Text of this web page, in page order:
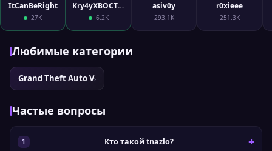
ItCanBeRight
27K
Kry4yXBOCTIKom
6.2K
asiv0y
293.1K
r0xieee
251.3K
Любимые категории
Grand Theft Auto V›
Частые вопросы
Кто такой tnazlo?